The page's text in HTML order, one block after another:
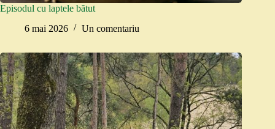
Episodul cu laptele bătut
6 mai 2026
Un comentariu